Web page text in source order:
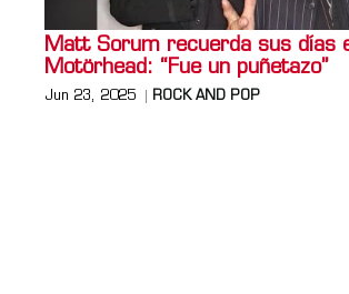
Matt Sorum recuerda sus días
Motörhead: “Fue un puñetazo”
Jun 23, 2025 ROCK AND POP